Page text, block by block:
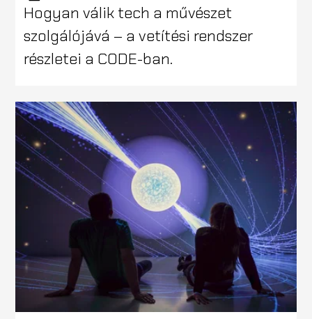
Hogyan válik tech a művészet
szolgálójává – a vetítési rendszer
részletei a CODE-ban.